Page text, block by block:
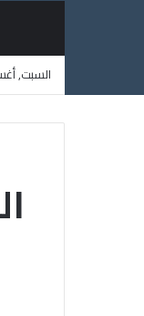
السبت,